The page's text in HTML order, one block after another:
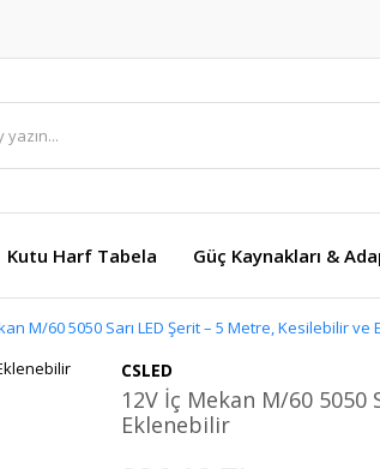
Kutu Harf Tabela Güç Kaynakları &
M/60 5050 Sarı LED Şerit – 5 Metre, Kesilebilir ve
CSLED
12V İç Mekan M/60 5050
Eklenebilir